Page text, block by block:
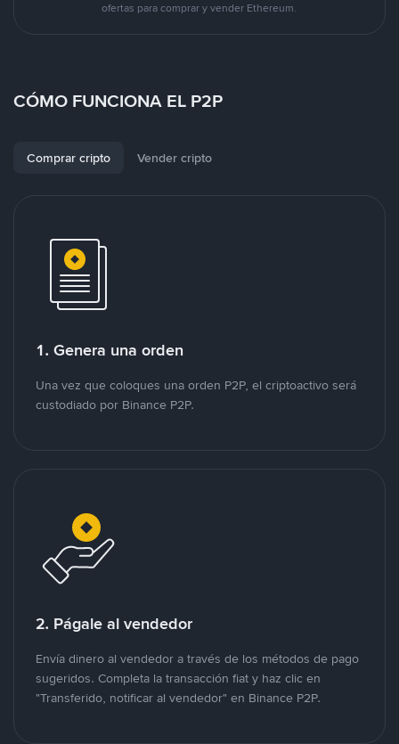
ofertas para comprar y vender Ethereum.
CÓMO FUNCIONA EL P2P
Comprar cripto Vender cripto
1. Genera una orden
Una vez que coloques una orden P2P, el criptoactivo será
custodiado por Binance P2P.
2. Págale al vendedor
Envía dinero al vendedor a través de los métodos de pago
sugeridos. Completa la transacción fiat y haz clic en
"Transferido, notificar al vendedor" en Binance P2P.